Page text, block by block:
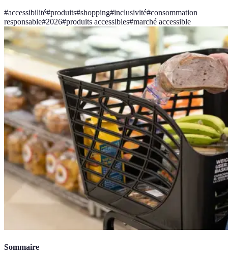
#accessibilité#produits#shopping#inclusivité#consommation
responsable#2026#produits accessibles#marché accessible
Sommaire